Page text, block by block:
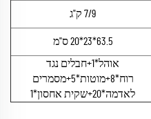
7/9 ק"ג
63.5*23*20 ס"מ
אוהל*1+חבלים נגד
רוח*8+מוטות*5+מסמרים
לאדמה*20+שקית אחסון*1